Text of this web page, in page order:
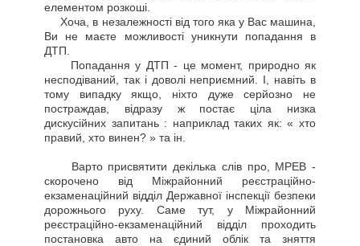
елементом розкоші.
Хоча, в незалежності від того яка у Вас машина,
Ви не маєте можливості уникнути попадання в
ДТП.
Попадання у ДТП - це момент, природно як
несподіваний, так і доволі неприємний. І, навіть в
тому випадку якщо, ніхто дуже серйозно не
постраждав, відразу ж постає ціла низка
дискусійних запитань : наприклад таких як: « хто
правий, хто винен? » та ін.
Варто присвятити декілька слів про, МРЕВ -
скорочено від Міжрайонний реєстраційно-
екзаменаційний відділ Державної інспекції безпеки
дорожнього руху. Саме тут, у Міжрайонний
реєстраційно-екзаменаційний відділ проходить
постановка авто на єдиний облік та зняття